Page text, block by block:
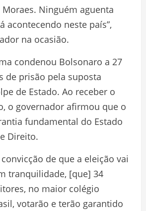
Ninguém aguenta
acontecendo neste país”,
na ocasião.
condenou Bolsonaro a 27
de prisão pela suposta
de Estado. Ao receber o
o governador afirmou que o
fundamental do Estado
Direito.
de que a eleição vai
tranquilidade, [que] 34
no maior colégio
votarão e terão garantido